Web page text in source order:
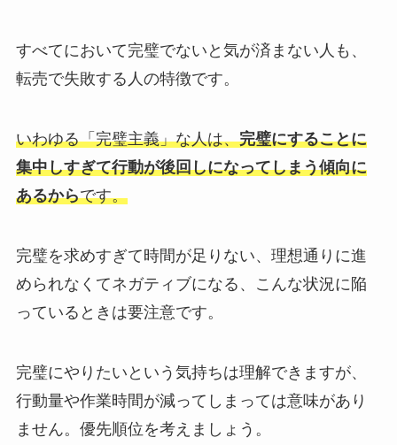
すべてにおいて完璧でないと気が済まない人も、
転売で失敗する人の特徴です。
いわゆる「完璧主義」な人は、完璧にすることに
集中しすぎて行動が後回しになってしまう傾向に
あるからです。
完璧を求めすぎて時間が足りない、理想通りに進
められなくてネガティブになる、こんな状況に陥
っているときは要注意です。
完璧にやりたいという気持ちは理解できますが、
行動量や作業時間が減ってしまっては意味があり
ません。優先順位を考えましょう。